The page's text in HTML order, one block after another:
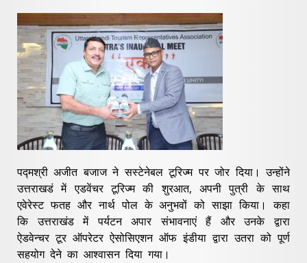
पद्मश्री अजीत बजाज ने सस्टेनेबल टूरिज्म पर जोर दिया। उन्होंने
उत्तराखडं में एडवेंचर टूरिज्म की शुरआत, अपनी पुत्री के साथ
एवेरेस्ट फतह और नार्थ पोल के अनुभवों को साझा किया। कहा
कि उत्तराखंड में पर्यटन अपार संभावनाएं हैं और उनके द्वारा
ऐडवेन्चर टूर ऑपरेटर ऐसोसिएशन ऑफ इंडीया द्वारा उतरा को पूर्ण
सहयोग देने का आश्वासन दिया गया।